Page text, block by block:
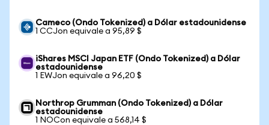
Cameco (Ondo Tokenized) a Dólar estadounidense
1 CCJon equivale a 95,89 $
iShares MSCI Japan ETF (Ondo Tokenized) a Dólar
estadounidense
1 EWJon equivale a 96,20 $
Northrop Grumman (Ondo Tokenized) a Dólar
estadounidense
1 NOCon equivale a 568,14 $